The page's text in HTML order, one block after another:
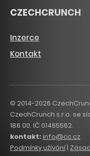
CZECHCRUNCH
Inzerce
Kontakt
© 2014-2026
CzechCrunch s.r.o. se
186 00. IČ 01465562.
kontakt:info@cc.cz
Podmínky užívání|